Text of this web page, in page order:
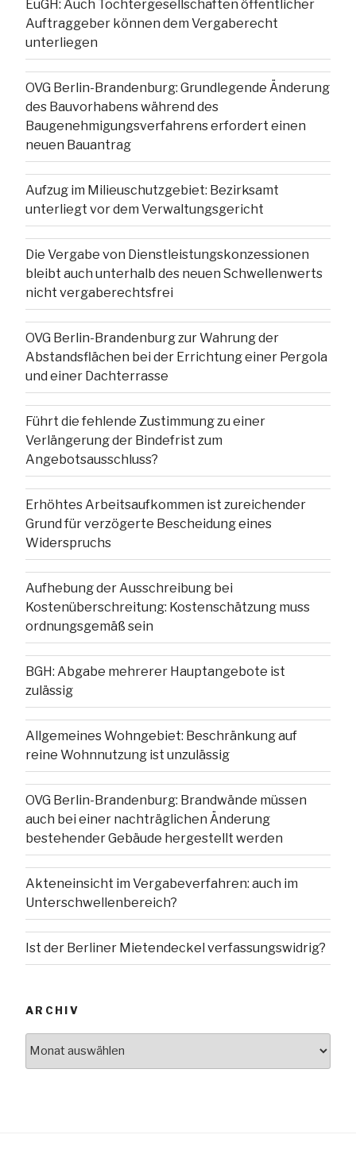
EuGH: Auch Tochtergesellschaften öffentlicher
Auftraggeber können dem Vergaberecht
unterliegen
OVG Berlin-Brandenburg: Grundlegende Änderung
des Bauvorhabens während des
Baugenehmigungsverfahrens erfordert einen
neuen Bauantrag
Aufzug im Milieuschutzgebiet: Bezirksamt
unterliegt vor dem Verwaltungsgericht
Die Vergabe von Dienstleistungskonzessionen
bleibt auch unterhalb des neuen Schwellenwerts
nicht vergaberechtsfrei
OVG Berlin-Brandenburg zur Wahrung der
Abstandsflächen bei der Errichtung einer Pergola
und einer Dachterrasse
Führt die fehlende Zustimmung zu einer
Verlängerung der Bindefrist zum
Angebotsausschluss?
Erhöhtes Arbeitsaufkommen ist zureichender
Grund für verzögerte Bescheidung eines
Widerspruchs
Aufhebung der Ausschreibung bei
Kostenüberschreitung: Kostenschätzung muss
ordnungsgemäß sein
BGH: Abgabe mehrerer Hauptangebote ist
zulässig
Allgemeines Wohngebiet: Beschränkung auf
reine Wohnnutzung ist unzulässig
OVG Berlin-Brandenburg: Brandwände müssen
auch bei einer nachträglichen Änderung
bestehender Gebäude hergestellt werden
Akteneinsicht im Vergabeverfahren: auch im
Unterschwellenbereich?
Ist der Berliner Mietendeckel verfassungswidrig?
ARCHIV